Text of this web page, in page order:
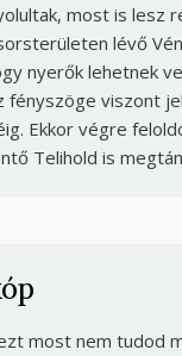
most is lesz
lévő
nyerők lehetnek
viszont
Ekkor végre
Telihold is
most nem tudod